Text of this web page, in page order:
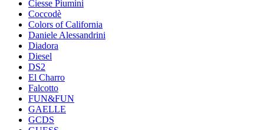
Ciesse Piumini
Coccodè
Colors of California
Daniele Alessandrini
Diadora
Diesel
DS2
El Charro
Falcotto
FUN&FUN
GAELLE
GCDS